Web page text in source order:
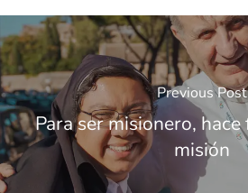
Previous Post
Para ser misionero,
misión